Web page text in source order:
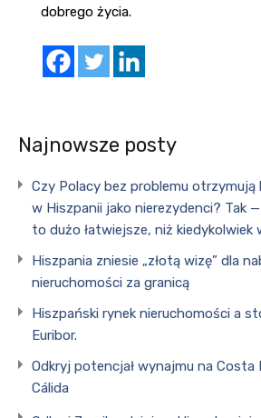
dobrego życia.
Najnowsze posty
Czy Polacy bez problemu
w Hiszpanii jako nierezydenci? Tak
to dużo łatwiejsze, niż kiedykolwiek
Hiszpania zniesie „złotą wizę” dla
nieruchomości za granicą
Hiszpański rynek nieruchomości a
Euribor.
Odkryj potencjał wynajmu na Costa
Cálida